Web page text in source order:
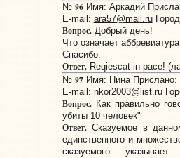
№ 96Имя: Аркадий
E-mail: ara57@mail.ru
Вопрос.Добрый день!
Что означает
Спасибо.
Ответ.Reqiescat in pace!
№ 97Имя: Нина Прислано:
E-mail: nkor2003@list.ru
Вопрос.Как правильно
убиты 10 человек"
Ответ.Сказуемое в
единственного и
сказуемого